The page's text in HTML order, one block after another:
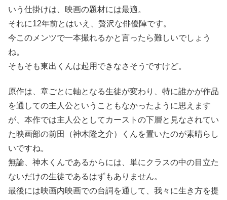
いう仕掛けは、映画の題材には最適。
それに12年前とはいえ、贅沢な俳優陣です。
今このメンツで一本撮れるかと言ったら難しいでしょう
ね。
そもそも東出くんは起用できなさそうですけど。
原作は、章ごとに軸となる生徒が変わり、特に誰かが作品
を通しての主人公ということもなかったように思えます
が、本作では主人公としてカーストの下層と見なされてい
た映画部の前田（神木隆之介）くんを置いたのが素晴らし
いですね。
無論、神木くんであるからには、単にクラスの中の目立た
ないだけの生徒であるはずもありません。
最後には映画内映画での台詞を通して、我々に生き方を提